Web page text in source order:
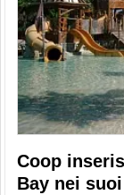
Coop
Bay nei